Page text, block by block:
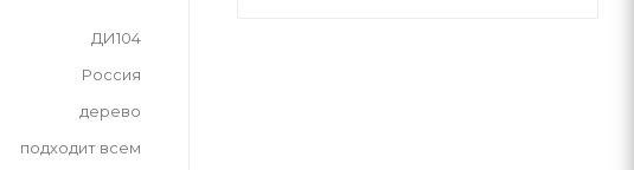
ДИ104
Россия
дерево
подходит всем